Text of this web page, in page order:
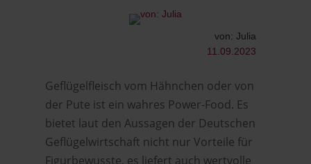
von: Julia
11.09.2023
Geflügelfleisch vom Hähnchen oder von
der Pute ist ein wahres Power-Food. Es
bietet laut den Aussagen der Deutschen
Geflügelwirtschaft nicht nur Vorteile für
Figurbewusste, es liefert auch wertvolle